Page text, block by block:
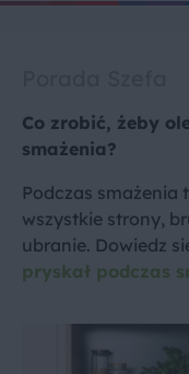
Co zrobić, żeby
smażenia?
Podczas smażenia
wszystkie strony,
ubranie. Dowiedz
pryskał podczas